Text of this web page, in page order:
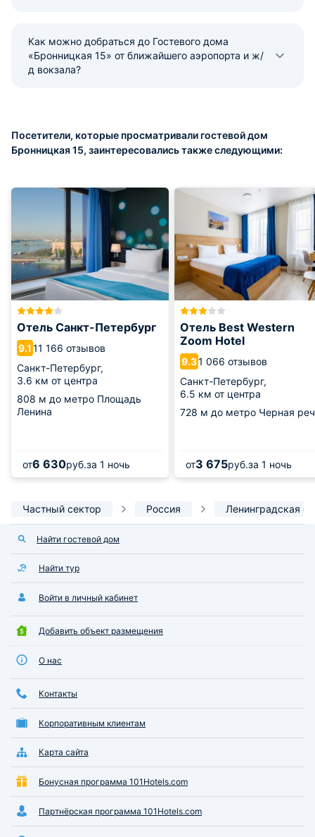
Как можно добраться до Гостевого дома
«Бронницкая 15» от ближайшего аэропорта и ж/
д вокзала?
Посетители, которые просматривали гостевой дом
Бронницкая 15, заинтересовались также следующими:
Отель Санкт-Петербург
9.111 166 отзывов
Санкт-Петербург,
3.6 км от центра
808 м до метро Площадь
Ленина
от6 630руб.за 1 ночь
Отель Best Western
Zoom Hotel
9.31 066 отзывов
Санкт-Петербург,
6.5 км от центра
728 м до метро Черная
от3 675руб.за 1 ночь
Частный сектор Россия Ленинградская
Найти гостевой дом
Найти тур
Войти в личный кабинет
Добавить объект размещения
О нас
Контакты
Корпоративным клиентам
Карта сайта
Бонусная программа 101Hotels.com
Партнёрская программа 101Hotels.com